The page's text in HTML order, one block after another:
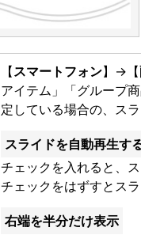
【スマートフォン】→【
アイテム」「グループ
定している場合の、ス
スライドを自動再生す
チェックを入れると、
チェックをはずすとス
右端を半分だけ表示